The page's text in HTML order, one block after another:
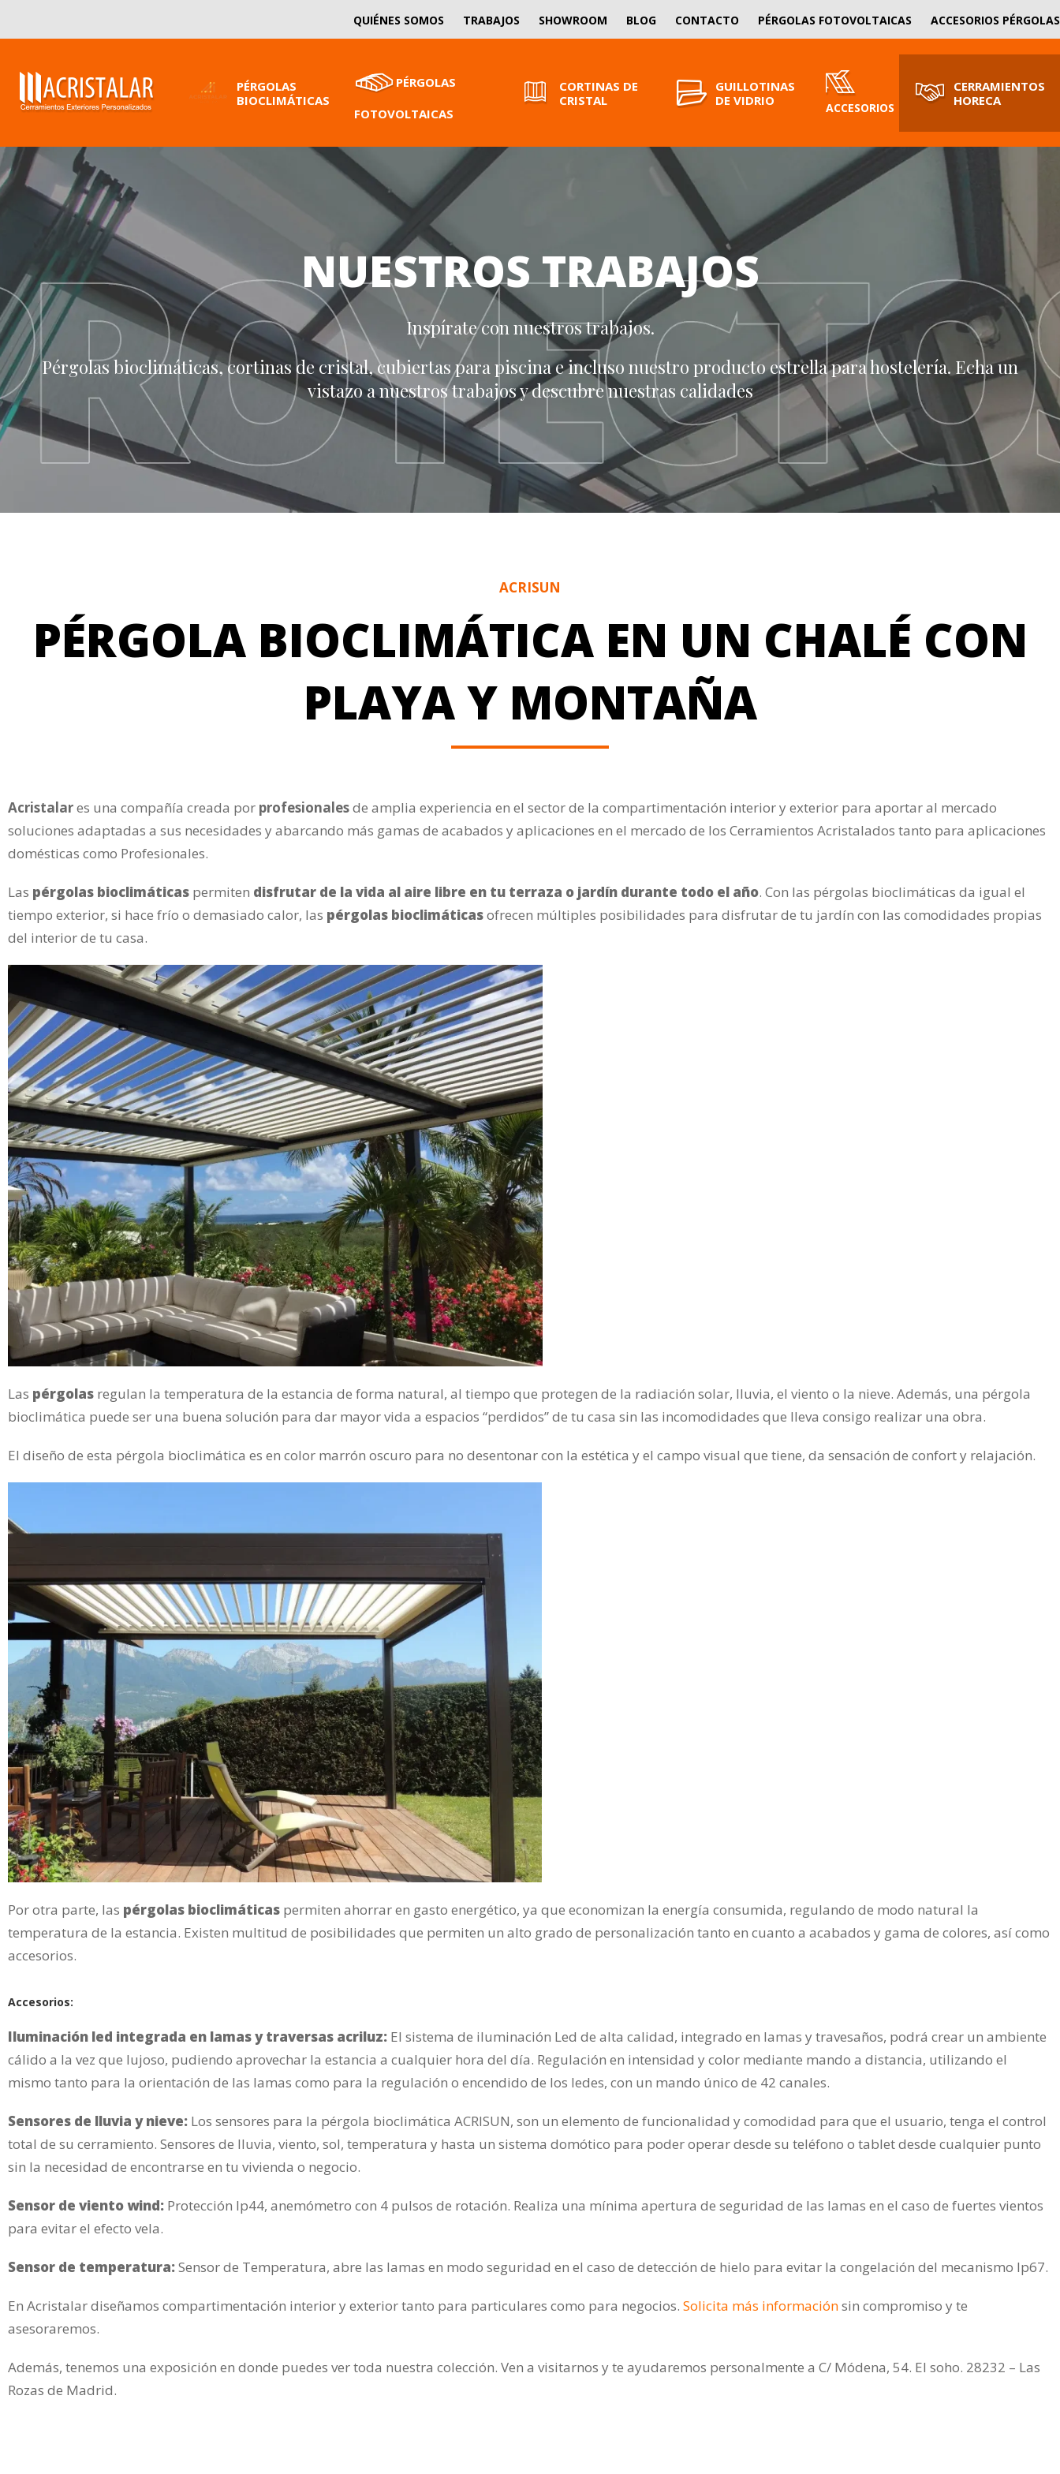
SOLICITA PRESUPUESTO
QUIÉNES SOMOS TRABAJOS SHOWROOM BLOG CONTACTO PÉRGOLAS FOTOVOLTAICAS ACCESORIOS PÉRGOLAS
PÉRGOLAS
BIOCLIMÁTICAS
PÉRGOLAS
FOTOVOLTAICAS
CORTINAS DE
CRISTAL
GUILLOTINAS
DE VIDRIO
ACCESORIOS
CERRAMIENTOS
HORECA
NUESTROS TRABAJOS
Inspírate con nuestros trabajos.
Pérgolas bioclimáticas, cortinas de cristal, cubiertas para piscina e incluso nuestro producto estrella para hostelería. Echa un
vistazo a nuestros trabajos y descubre nuestras calidades
ACRISUN
PÉRGOLA BIOCLIMÁTICA EN UN CHALÉ CON
PLAYA Y MONTAÑA
Acristalares una compañía creada por profesionalesde amplia experiencia en el sector de la compartimentación interior y exterior para aportar al mercado
soluciones adaptadas a sus necesidades y abarcando más gamas de acabados y aplicaciones en el mercado de los Cerramientos Acristalados tanto para aplicaciones
domésticas como Profesionales.
Las pérgolas bioclimáticas permiten disfrutar de la vida al aire libre en tu terraza o jardín durante todo el año. Con las pérgolas bioclimáticas da igual el
tiempo exterior, si hace frío o demasiado calor, las pérgolas bioclimáticasofrecen múltiples posibilidades para disfrutar de tu jardín con las comodidades propias
del interior de tu casa.
Las pérgolas regulan la temperatura de la estancia de forma natural, al tiempo que protegen de la radiación solar, lluvia, el viento o la nieve. Además, una pérgola
bioclimática puede ser una buena solución para dar mayor vida a espacios “perdidos” de tu casa sin las incomodidades que lleva consigo realizar una obra.
El diseño de esta pérgola bioclimática es en color marrón oscuro para no desentonar con la estética y el campo visual que tiene, da sensación de confort y relajación.
Por otra parte, las pérgolas bioclimáticas permiten ahorrar en gasto energético, ya que economizan la energía consumida, regulando de modo natural la
temperatura de la estancia. Existen multitud de posibilidades que permiten un alto grado de personalización tanto en cuanto a acabados y gama de colores, así como
accesorios.
Accesorios:
Iluminación led integrada en lamas y traversas acriluz: El sistema de iluminación Led de alta calidad, integrado en lamas y travesaños, podrá crear un ambiente
cálido a la vez que lujoso, pudiendo aprovechar la estancia a cualquier hora del día. Regulación en intensidad y color mediante mando a distancia, utilizando el
mismo tanto para la orientación de las lamas como para la regulación o encendido de los ledes, con un mando único de 42 canales.
Sensores de lluvia y nieve: Los sensores para la pérgola bioclimática ACRISUN, son un elemento de funcionalidad y comodidad para que el usuario, tenga el control
total de su cerramiento. Sensores de lluvia, viento, sol, temperatura y hasta un sistema domótico para poder operar desde su teléfono o tablet desde cualquier punto
sin la necesidad de encontrarse en tu vivienda o negocio.
Sensor de viento wind: Protección Ip44, anemómetro con 4 pulsos de rotación. Realiza una mínima apertura de seguridad de las lamas en el caso de fuertes vientos
para evitar el efecto vela.
Sensor de temperatura:Sensor de Temperatura, abre las lamas en modo seguridad en el caso de detección de hielo para evitar la congelación del mecanismo Ip67.
En Acristalar diseñamos compartimentación interior y exterior tanto para particulares como para negocios. Solicita más informaciónsin compromiso y te
asesoraremos.
Además, tenemos una exposición en donde puedes ver toda nuestra colección. Ven a visitarnos y te ayudaremos personalmente a C/ Módena, 54. El soho. 28232 – Las
Rozas de Madrid.